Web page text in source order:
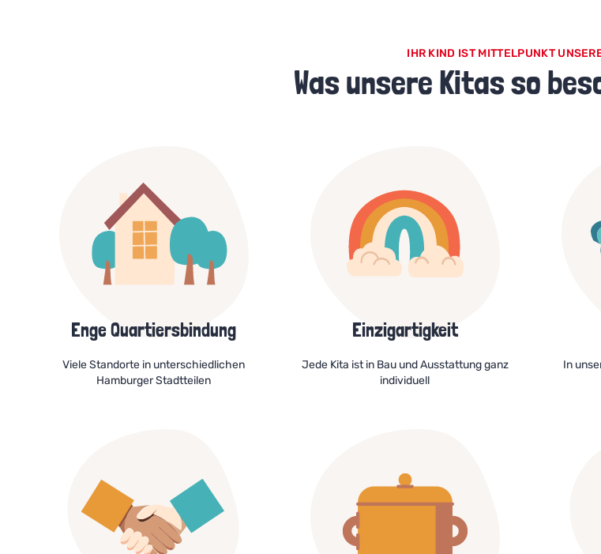
IHR KIND IST MITTELPUNKT
Was unsere Kitas so
Enge Quartiersbindung
Viele Standorte in unterschiedlichen
Hamburger Stadtteilen
Einzigartigkeit
Jede Kita ist in Bau und Ausstattung ganz
individuell
In